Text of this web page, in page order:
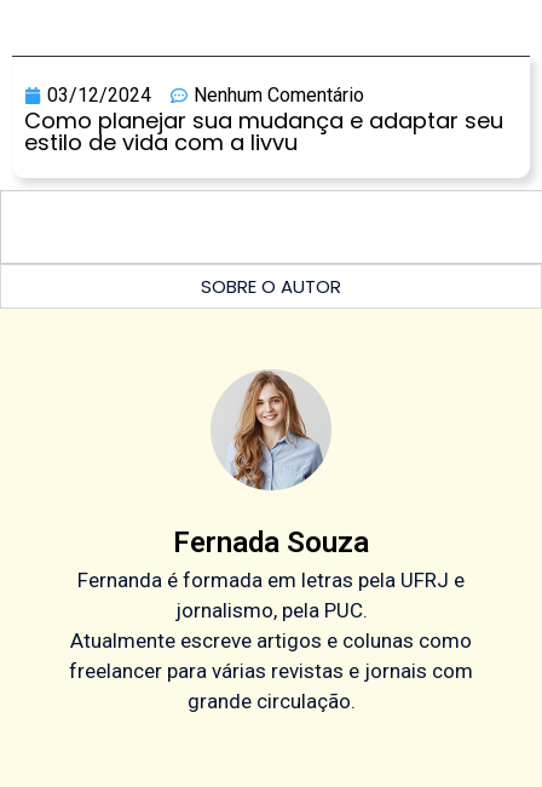
03/12/2024 Nenhum Comentário
Como planejar sua mudança e adaptar seu
estilo de vida com a livvu
SOBRE O AUTOR
Fernada Souza
Fernanda é formada em letras pela UFRJ e
jornalismo, pela PUC.
Atualmente escreve artigos e colunas como
freelancer para várias revistas e jornais com
grande circulação.